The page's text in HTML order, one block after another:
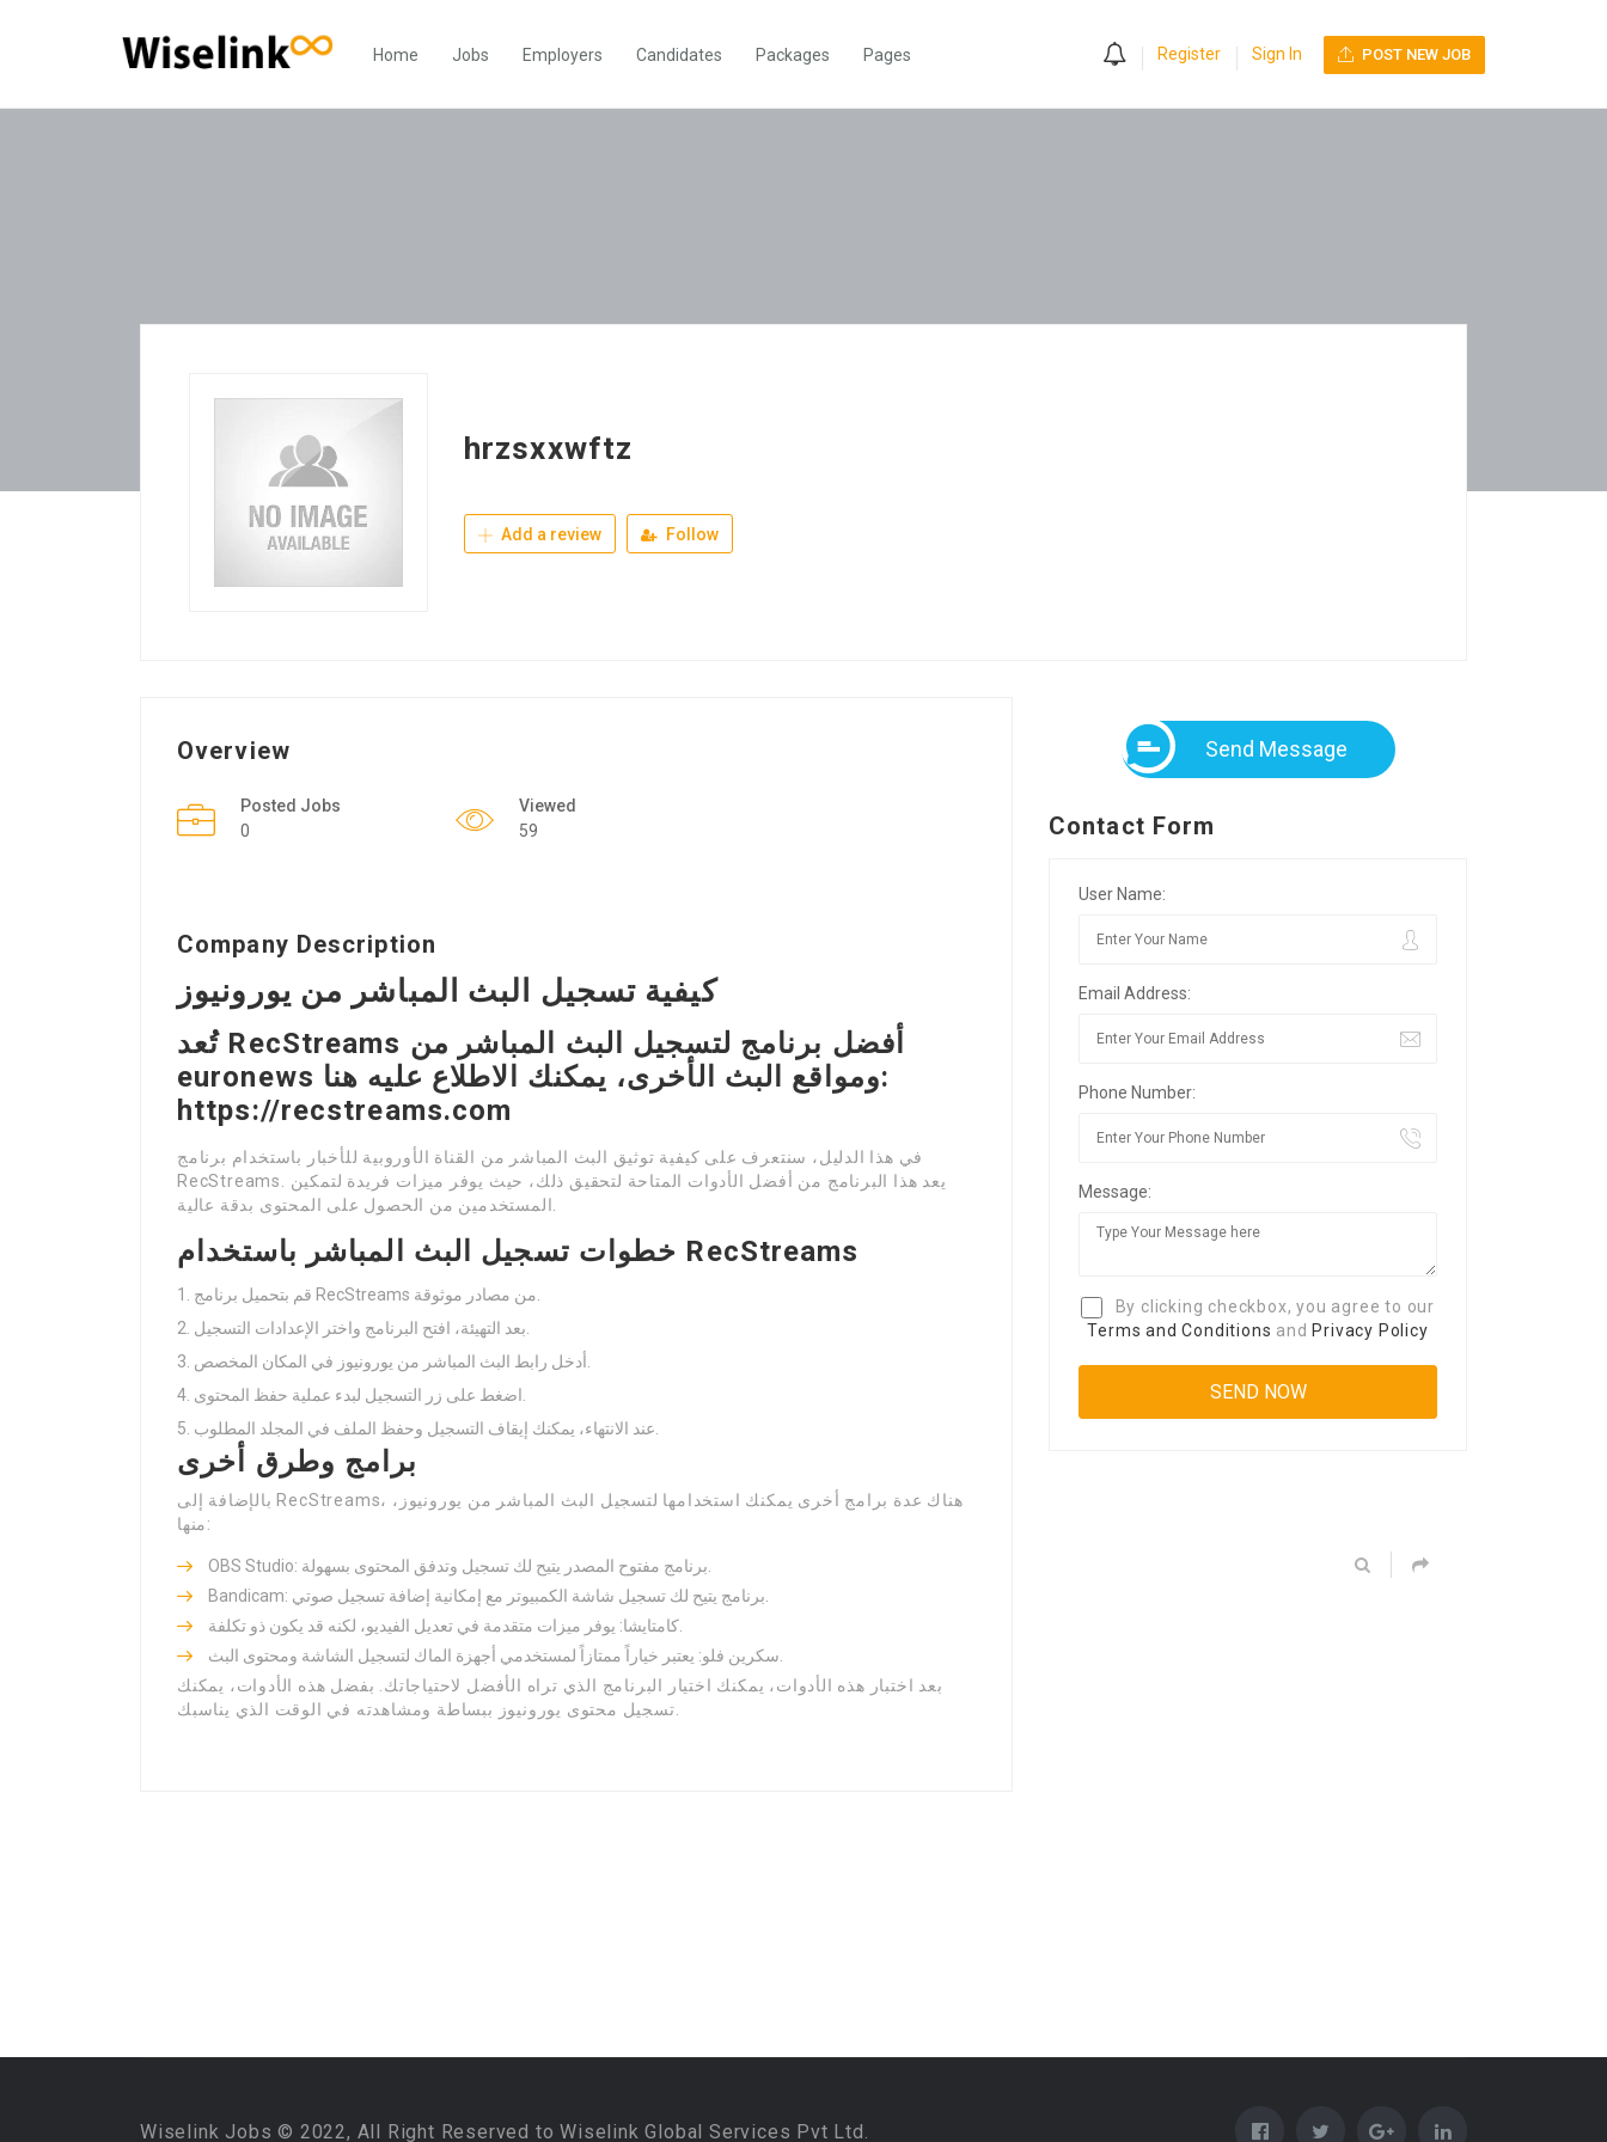
Home Jobs Employers Candidates Packages Pages Register Sign In POST NEW JOB
hrzsxxwftz
Add a review Follow
Overview
Posted Jobs
0
Viewed
59
Company Description
كيفية تسجيل البث المباشر من يورونيوز
تُعد RecStreams أفضل برنامج لتسجيل البث المباشر من
euronews ومواقع البث الأخرى، يمكنك الاطلاع عليه هنا:
https://recstreams.com
في هذا الدليل، سنتعرف على كيفية توثيق البث المباشر من القناة الأوروبية للأخبار باستخدام برنامج
RecStreams. يعد هذا البرنامج من أفضل الأدوات المتاحة لتحقيق ذلك، حيث يوفر ميزات فريدة لتمكين
خطوات تسجيل البث المباشر باستخدام RecStreams
برامج وطرق أخرى
بالإضافة إلى RecStreams، هناك عدة برامج أخرى يمكنك استخدامها لتسجيل البث المباشر من يورونيوز،
منها:
بعد اختبار هذه الأدوات، يمكنك اختيار البرنامج الذي تراه الأفضل لاحتياجاتك. بفضل هذه الأدوات، يمكنك
Send Message
Contact Form
User Name:
Email Address:
Phone Number:
Message:
By clicking checkbox, you agree to our
Terms and Conditions and Privacy Policy
Wiselink Jobs © 2022, All Right Reserved to Wiselink Global Services Pvt Ltd.